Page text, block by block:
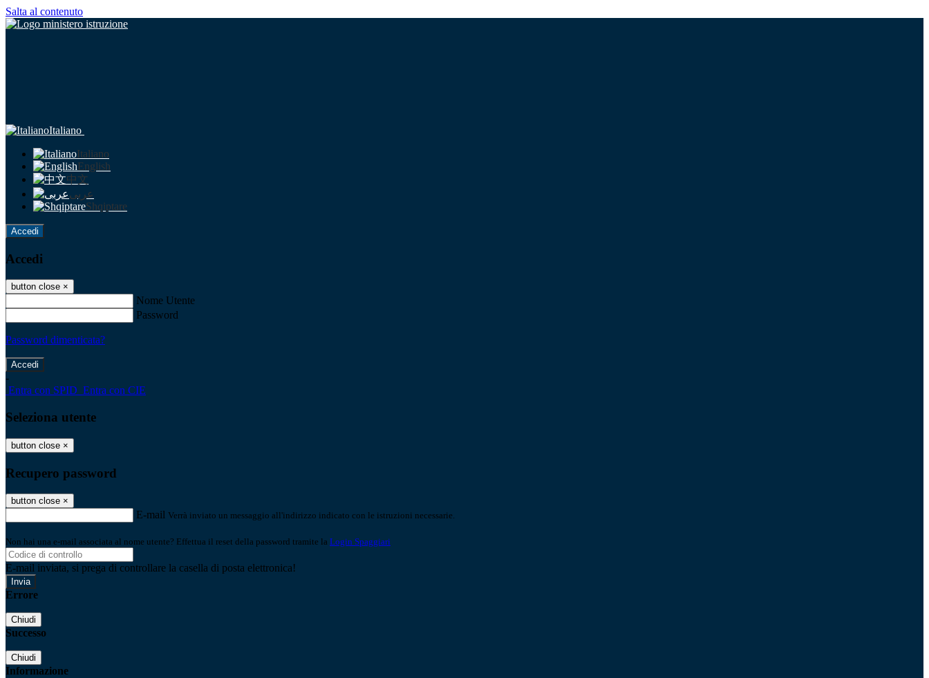
Salta al contenuto
Italiano
Italiano
English
中文
عربى
Shqiptare
Accedi
Accedi
button close ×
Nome Utente
Password
Password dimenticata?
-
Entra con SPID Entra con CIE
Seleziona utente
button close ×
Recupero password
button close ×
E-mail Verrà inviato un messaggio all'indirizzo indicato con le istruzioni necessarie.
Non hai una e-mail associata al nome utente? Effettua il reset della password tramite la Login Spaggiari
E-mail inviata, si prega di controllare la casella di posta elettronica!
Errore
Chiudi
Successo
Chiudi
Informazione